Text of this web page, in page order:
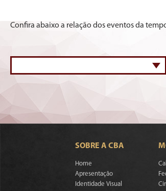
Confira abaixo a relação dos eventos da
SOBRE A CBA
Home
Apresentação
Identidade Visual